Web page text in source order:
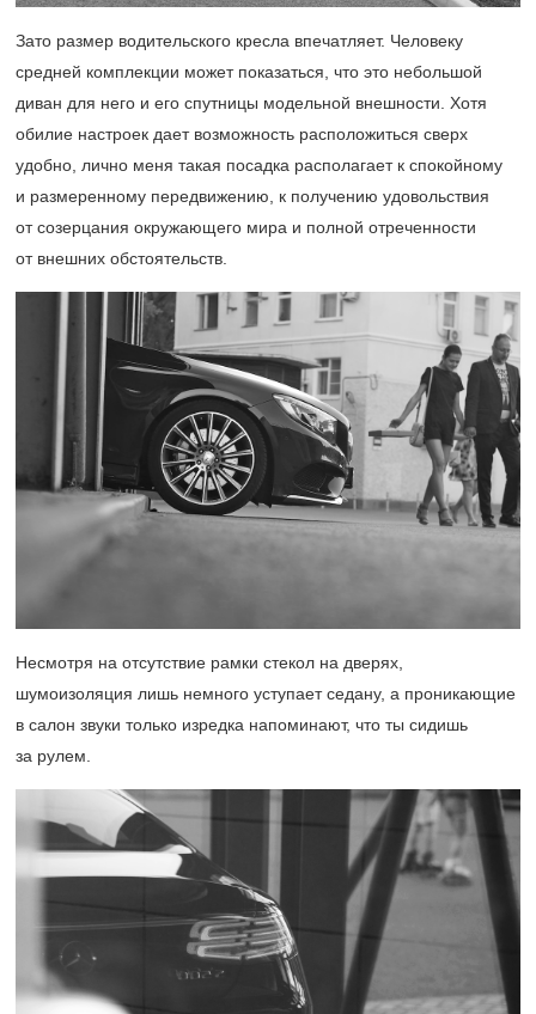
Зато размер водительского кресла впечатляет. Человеку
средней комплекции может показаться, что это небольшой
диван для него и его спутницы модельной внешности. Хотя
обилие настроек дает возможность расположиться сверх
удобно, лично меня такая посадка располагает к спокойному
и размеренному передвижению, к получению удовольствия
от созерцания окружающего мира и полной отреченности
от внешних обстоятельств.
Несмотря на отсутствие рамки стекол на дверях,
шумоизоляция лишь немного уступает седану, а проникающие
в салон звуки только изредка напоминают, что ты сидишь
за рулем.